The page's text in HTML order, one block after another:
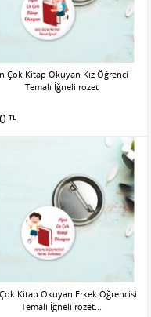
Çok Kitap Okuyan Kız Öğrenci
Temalı İğneli rozet
TL
Kitap Okuyan Erkek Öğrencisi
Temalı İğneli rozet...